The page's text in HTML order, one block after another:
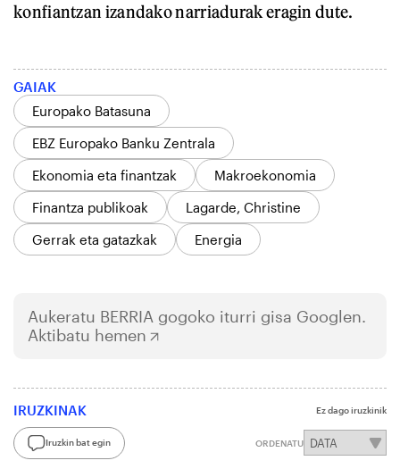
konfiantzan izandako narriadurak eragin dute.
GAIAK
Europako Batasuna
EBZ Europako Banku Zentrala
Ekonomia eta finantzak
Makroekonomia
Finantza publikoak
Lagarde, Christine
Gerrak eta gatazkak
Energia
Aukeratu BERRIA gogoko iturri gisa Googlen.
Aktibatu hemen
IRUZKINAK Ez dago iruzkinik
Iruzkin bat egin ORDENATU